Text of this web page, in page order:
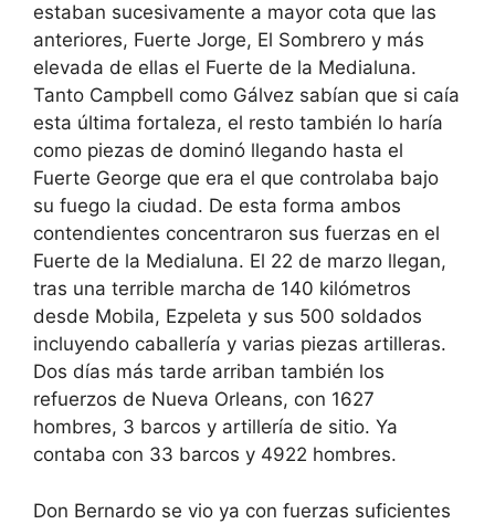
estaban sucesivamente a mayor cota que las
anteriores, Fuerte Jorge, El Sombrero y más
elevada de ellas el Fuerte de la Medialuna.
Tanto Campbell como Gálvez sabían que si caía
esta última fortaleza, el resto también lo haría
como piezas de dominó llegando hasta el
Fuerte George que era el que controlaba bajo
su fuego la ciudad. De esta forma ambos
contendientes concentraron sus fuerzas en el
Fuerte de la Medialuna. El 22 de marzo llegan,
tras una terrible marcha de 140 kilómetros
desde Mobila, Ezpeleta y sus 500 soldados
incluyendo caballería y varias piezas artilleras.
Dos días más tarde arriban también los
refuerzos de Nueva Orleans, con 1627
hombres, 3 barcos y artillería de sitio. Ya
contaba con 33 barcos y 4922 hombres.
Don Bernardo se vio ya con fuerzas suficientes